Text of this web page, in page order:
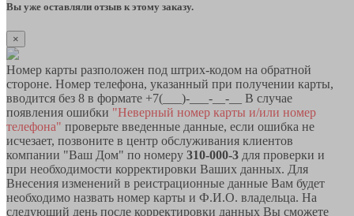
Вы уже оставляли отзыв к этому заказу.
×
Номер карты разположен под штрих-кодом на обратной
стороне. Номер телефона, указанный при получении карты,
вводится без 8 в формате +7(___)-___-__-__ В случае
появления ошибки "Неверный номер карты и/или номер
телефона" проверьте введенные данные, если ошибка не
исчезает, позвоните в центр обслуживания клиентов
компании "Ваш Дом" по номеру 310-000-3 для проверки и
при необходимости корректировки Ваших данных. Для
Внесения изменений в реистрационные данные Вам будет
необходимо назвать номер карты и Ф.И.О. владельца. На
следующий день после корректировки данных Вы сможете